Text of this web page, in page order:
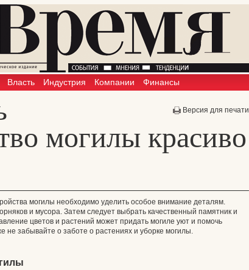
Власть Индустрия Компании Финансы
Версия для печати
могилы красиво
могилы необходимо уделить особое внимание деталям.
и мусора. Затем следует выбрать качественный памятник и
цветов и растений может придать могиле уют и помочь
не забывайте о заботе о растениях и уборке могилы.